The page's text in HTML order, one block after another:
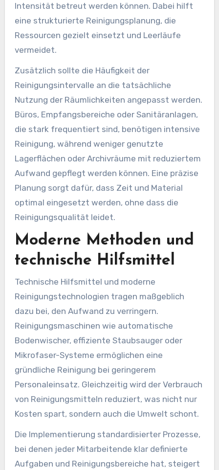
Intensität betreut werden können. Dabei hilft
eine strukturierte Reinigungsplanung, die
Ressourcen gezielt einsetzt und Leerläufe
vermeidet.
Zusätzlich sollte die Häufigkeit der
Reinigungsintervalle an die tatsächliche
Nutzung der Räumlichkeiten angepasst werden.
Büros, Empfangsbereiche oder Sanitäranlagen,
die stark frequentiert sind, benötigen intensive
Reinigung, während weniger genutzte
Lagerflächen oder Archivräume mit reduziertem
Aufwand gepflegt werden können. Eine präzise
Planung sorgt dafür, dass Zeit und Material
optimal eingesetzt werden, ohne dass die
Reinigungsqualität leidet.
Moderne Methoden und
technische Hilfsmittel
Technische Hilfsmittel und moderne
Reinigungstechnologien tragen maßgeblich
dazu bei, den Aufwand zu verringern.
Reinigungsmaschinen wie automatische
Bodenwischer, effiziente Staubsauger oder
Mikrofaser-Systeme ermöglichen eine
gründliche Reinigung bei geringerem
Personaleinsatz. Gleichzeitig wird der Verbrauch
von Reinigungsmitteln reduziert, was nicht nur
Kosten spart, sondern auch die Umwelt schont.
Die Implementierung standardisierter Prozesse,
bei denen jeder Mitarbeitende klar definierte
Aufgaben und Reinigungsbereiche hat, steigert